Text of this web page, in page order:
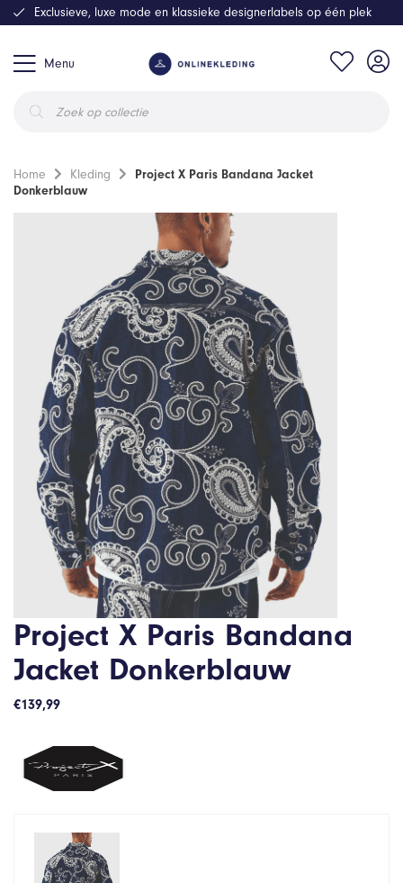
Menu
zoeken
Exclusieve, luxe mode en klassieke designerlabels op één plek
Home Kleding
Project X Paris Bandana Jacket
Donkerblauw
Project X Paris Bandana
Jacket Donkerblauw
€139,99